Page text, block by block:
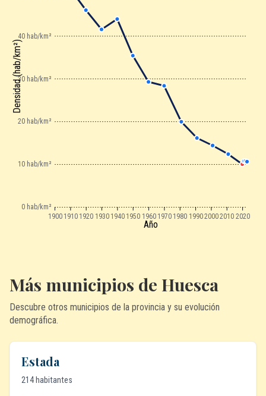
1900 1910 1920 1930 1940 1950 1960 1970 1980 199020002010 2020
0 hab/km²
10 hab/km²
20 hab/km²
30 hab/km²
40 hab/km²
Año
Densidad (hab/km²)
Más municipios de Huesca
Descubre otros municipios de la provincia y su evolución
demográfica.
Estada
214 habitantes